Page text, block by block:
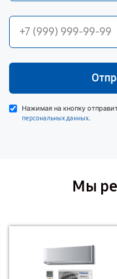
Нажимая на кнопку
персональных данных.
Мы